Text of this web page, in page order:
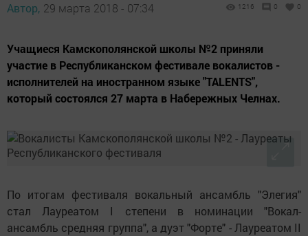
Автор, 29 марта 2018 - 07:34 1216 0 0
Учащиеся Камскополянской школы №2 приняли
участие в Республиканском фестивале вокалистов -
исполнителей на иностранном языке "TALENTS",
который состоялся 27 марта в Набережных Челнах.
По итогам фестиваля вокальный ансамбль "Элегия"
стал Лауреатом I степени в номинации "Вокал-
ансамбль средняя группа", а дуэт "Форте" - Лауреатом II